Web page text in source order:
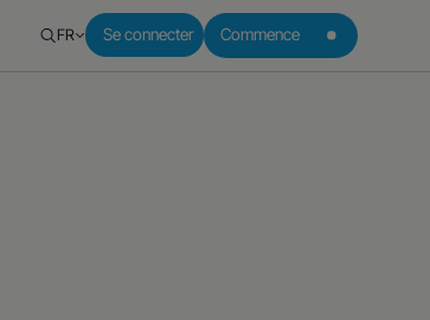
FR Se connecter Commence